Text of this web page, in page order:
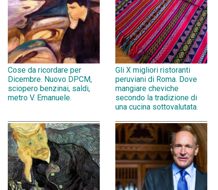
Cose da ricordare per
Dicembre. Nuovo DPCM,
sciopero benzinai, saldi,
metro V. Emanuele.
Gli X migliori ristoranti
peruviani di Roma. Dove
mangiare cheviche
secondo la tradizione di
una cucina sottovalutata.